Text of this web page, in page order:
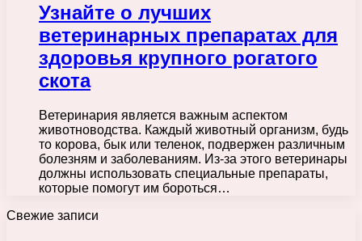
Узнайте о лучших
ветеринарных препаратах для
здоровья крупного рогатого
скота
Ветеринария является важным аспектом
животноводства. Каждый животный организм, будь
то корова, бык или теленок, подвержен различным
болезням и заболеваниям. Из-за этого ветеринары
должны использовать специальные препараты,
которые помогут им бороться…
Свежие записи